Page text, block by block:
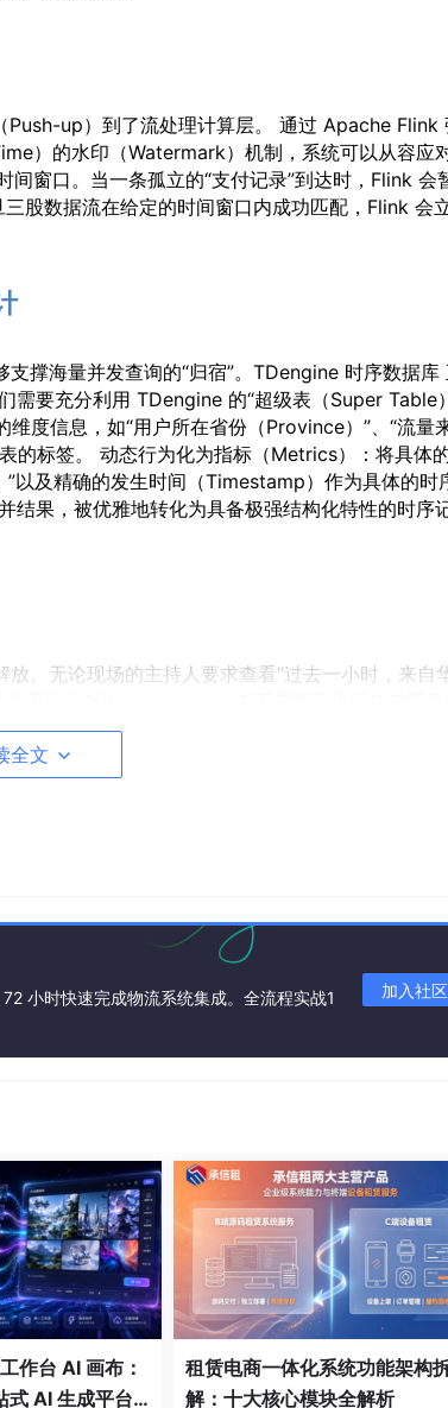
up）到了流处理计算层。 通过 Apache Flink
）的水印（Watermark）机制，系统可以从容应
窗口。当一条孤立的“支付记录”到达时，Flink 会
股数据流在给定的时间窗口内成功匹配，Flink 会
撑海量并发查询的“归宿”。TDengine 时序数据库
需要充分利用 TDengine 的“超级表（Super Table
度信息，如“用户所在省份（Province）”、“流量
的标签。 动态行为化为指标（Metrics）：将具体
以及精确的发生时间（Timestamp）作为具体的时
结果，被优雅地转化为具备极强结构化特性的时序
。无论现场的主持人要求查看“过去一小时，来自
速的倒排索引过滤，便能以毫秒级的响应速度，在
内存对齐、时序数据库 负责海量持久化与多维查
全文
小时快速完成物流系统集成。全流程实战1
加入社区
作台 AI 画布：
式 AI 生成平台
租赁电商一体化系统功能架构
解：十大核心模块全解析